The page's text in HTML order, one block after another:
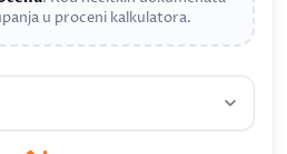
u proceni kalkulatora.